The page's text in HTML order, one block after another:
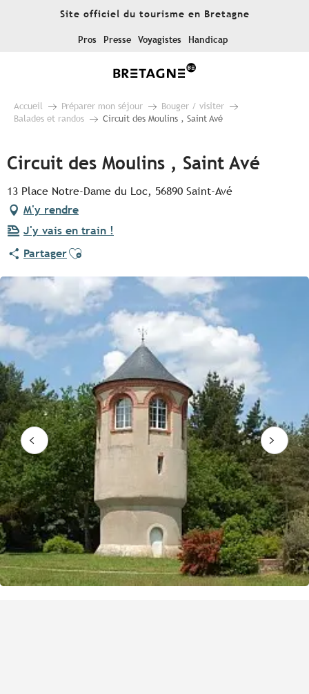
Site officiel du tourisme en Bretagne
Pros Presse Voyagistes Handicap
Accueil Préparer mon séjour
Bouger / visiter
Balades et randos
Circuit des Moulins , Saint Avé
Circuit des Moulins , Saint Avé
13 Place Notre-Dame du Loc, 56890 Saint-Avé
M'y rendre
J'y vais en train !
PartagerAjouter aux favoris